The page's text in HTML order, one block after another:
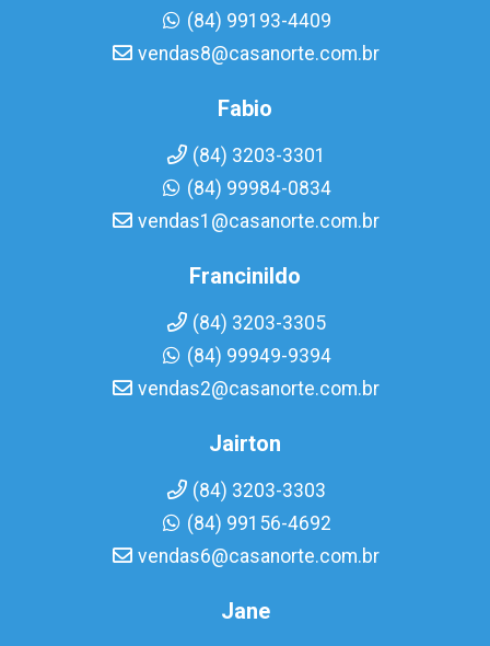
(84) 99193-4409
vendas8@casanorte.com.br
Fabio
(84) 3203-3301
(84) 99984-0834
vendas1@casanorte.com.br
Francinildo
(84) 3203-3305
(84) 99949-9394
vendas2@casanorte.com.br
Jairton
(84) 3203-3303
(84) 99156-4692
vendas6@casanorte.com.br
Jane